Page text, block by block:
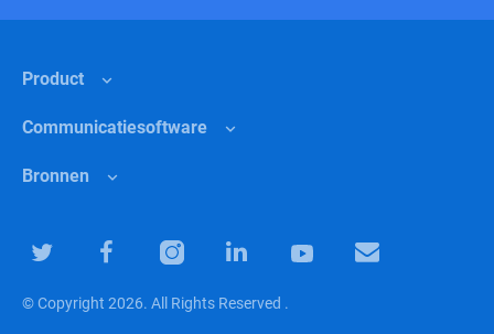
© Copyright 2026. All Rights Reserved .
Product
Functies
Waarom Chanty?
Software voor teamsamenwerking
Software voor teamproductiviteit
Communicatiesoftware
Interne communicatie
Begeleiding
Bronnen
Helpcentrum